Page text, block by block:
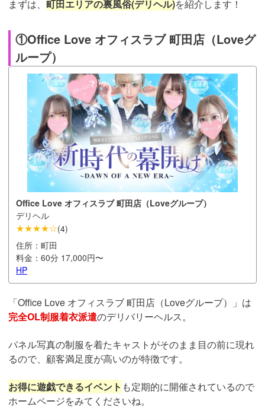
まずは、 町田エリアの裏風俗(デリヘル)を紹介します！
①Office Love オフィスラブ 町田店（Loveグ
ループ）
Office Love オフィスラブ 町田店（Loveグループ）
デリヘル
★★★★☆(4)
住所： 町田
料金： 60分 17,000円〜
HP
「Office Love オフィスラブ 町田店（Loveグループ）」は
完全OL制服着衣派遣のデリバリーヘルス。
パネル写真の制服を着たキャストがそのまま目の前に現れ
るので、顧客満足度が高いのが特徴です。
お得に遊戯できるイベント も定期的に開催されているので
ホームページをみてくださいね。